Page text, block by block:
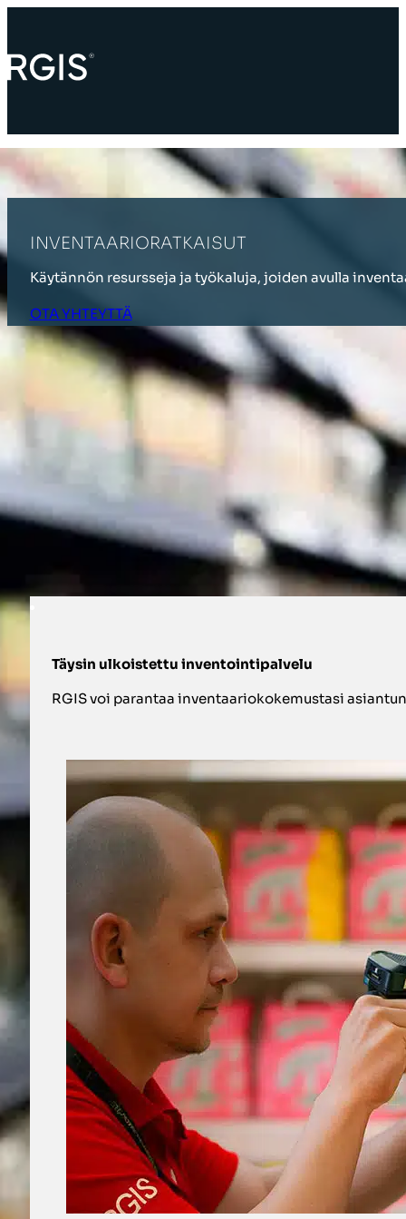
INVENTAARIORATKAISUT
Käytännön resursseja ja työkaluja, joiden avulla
OTA YHTEYTTÄ
NÄIN TUEMME SINUA
Tarjoamme asiantuntevia kolmannen
varastoille kaikkialla. Kehittyneen
vähentävät poikkeamia.
Täysin ulkoistettu inventointipalvelu
RGIS voi parantaa inventaariokokemustasi